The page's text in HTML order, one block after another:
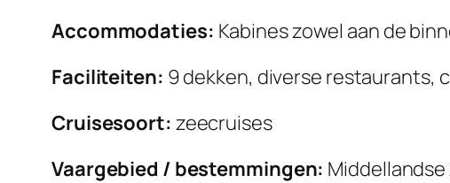
Accommodaties: Kabines zowel aan de
Faciliteiten: 9 dekken, diverse restaurants,
Cruisesoort: zeecruises
Vaargebied / bestemmingen: Middellandse